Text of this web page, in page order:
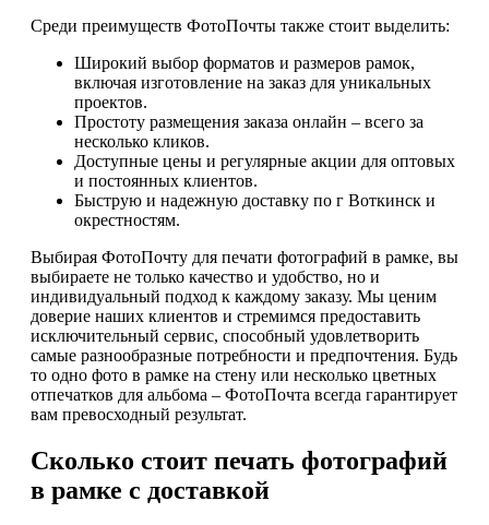
Среди преимуществ ФотоПочты также стоит выделить:
Широкий выбор форматов и размеров рамок,
включая изготовление на заказ для уникальных
проектов.
Простоту размещения заказа онлайн – всего за
несколько кликов.
Доступные цены и регулярные акции для оптовых
и постоянных клиентов.
Быструю и надежную доставку по г Воткинск и
окрестностям.
Выбирая ФотоПочту для печати фотографий в рамке, вы
выбираете не только качество и удобство, но и
индивидуальный подход к каждому заказу. Мы ценим
доверие наших клиентов и стремимся предоставить
исключительный сервис, способный удовлетворить
самые разнообразные потребности и предпочтения. Будь
то одно фото в рамке на стену или несколько цветных
отпечатков для альбома – ФотоПочта всегда гарантирует
вам превосходный результат.
Сколько стоит печать фотографий
в рамке с доставкой